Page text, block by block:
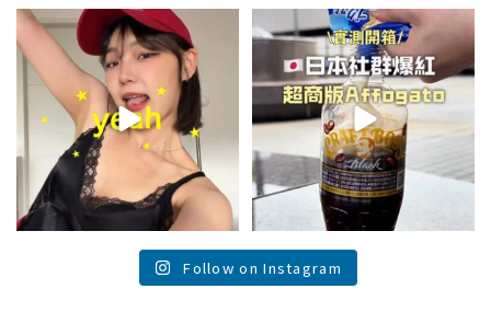
summer outfit⋆.˚✮🎧✮˚.⋆
夏日穿搭最需要單品！...
755 43
\🇯🇵日本爆紅!超商版Affogato
🍨☕️/
🏷️#吉推日本🇯🇵...
118 26
Follow on Instagram